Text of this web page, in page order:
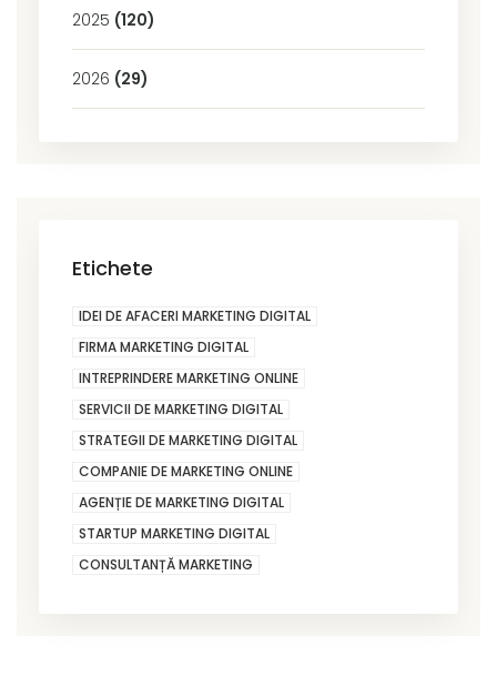
2025 (120)
2026 (29)
Etichete
IDEI DE AFACERI MARKETING DIGITAL
FIRMA MARKETING DIGITAL
INTREPRINDERE MARKETING ONLINE
SERVICII DE MARKETING DIGITAL
STRATEGII DE MARKETING DIGITAL
COMPANIE DE MARKETING ONLINE
AGENȚIE DE MARKETING DIGITAL
STARTUP MARKETING DIGITAL
CONSULTANȚĂ MARKETING